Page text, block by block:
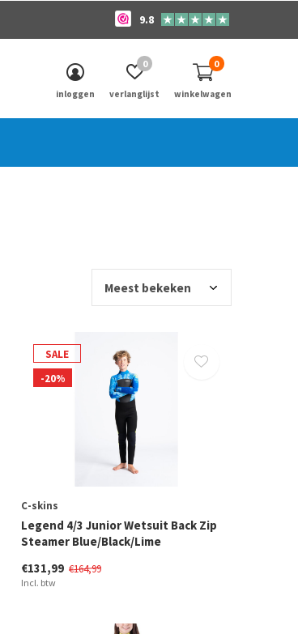
inloggen verlanglijst
0
winkelwagen
0
9.8
SALE
-20%
C-skins
Legend 4/3 Junior Wetsuit Back Zip
Steamer Blue/Black/Lime
€131,99 €164,99
Incl. btw